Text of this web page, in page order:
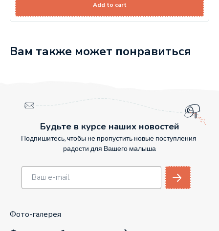
Add to cart
Вам также может понравиться
Будьте в курсе наших новостей
Подпишитесь, чтобы не пропустить новые поступления
радости для Вашего малыша
Фото-галерея